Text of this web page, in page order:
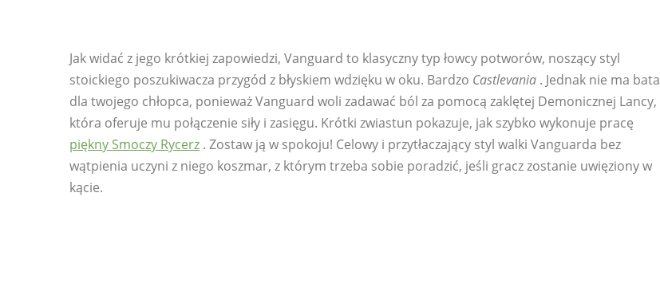
Jak widać z jego krótkiej zapowiedzi, Vanguard to klasyczny typ łowcy potworów, noszący styl
stoickiego poszukiwacza przygód z błyskiem wdzięku w oku. Bardzo Castlevania . Jednak nie ma bata
dla twojego chłopca, ponieważ Vanguard woli zadawać ból za pomocą zaklętej Demonicznej Lancy,
która oferuje mu połączenie siły i zasięgu. Krótki zwiastun pokazuje, jak szybko wykonuje pracę
piękny Smoczy Rycerz . Zostaw ją w spokoju! Celowy i przytłaczający styl walki Vanguarda bez
wątpienia uczyni z niego koszmar, z którym trzeba sobie poradzić, jeśli gracz zostanie uwięziony w
kącie.